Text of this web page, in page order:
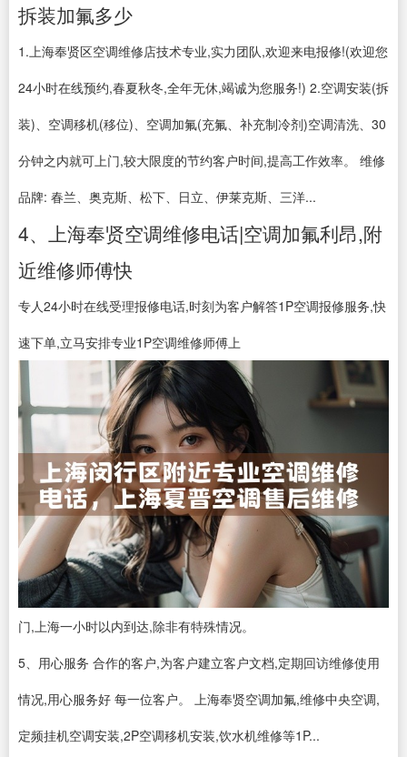
拆装加氟多少
1.上海奉贤区空调维修店技术专业,实力团队,欢迎来电报修!(欢迎您
24小时在线预约,春夏秋冬,全年无休,竭诚为您服务!) 2.空调安装(拆
装)、空调移机(移位)、空调加氟(充氟、补充制冷剂)空调清洗、30
分钟之内就可上门,较大限度的节约客户时间,提高工作效率。 维修
品牌: 春兰、奥克斯、松下、日立、伊莱克斯、三洋...
4、上海奉贤空调维修电话|空调加氟利昂,附
近维修师傅快
专人24小时在线受理报修电话,时刻为客户解答1P空调报修服务,快
速下单,立马安排专业1P空调维修师傅上
门,上海一小时以内到达,除非有特殊情况。
5、用心服务 合作的客户,为客户建立客户文档,定期回访维修使用
情况,用心服务好 每一位客户。 上海奉贤空调加氟,维修中央空调,
定频挂机空调安装,2P空调移机安装,饮水机维修等1P...